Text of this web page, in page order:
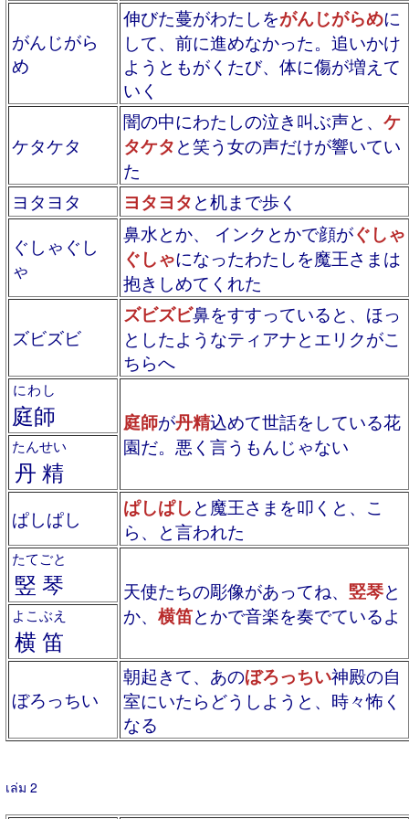
がんじがら
め
伸びた蔓がわたしをがんじがらめに
して、前に進めなかった。追いかけ
ようともがくたび、体に傷が増えて
いく
ケタケタ
闇の中にわたしの泣き叫ぶ声と、 ケ
タケタと笑う女の声だけが響いてい
た
ヨタヨタ
ヨタヨタと机まで歩く
ぐしゃぐし
ゃ
鼻水とか、 インクとかで顔がぐしゃ
ぐしゃになったわたしを魔王さまは
抱きしめてくれた
ズビズビ
ズビズビ鼻をすすっていると、ほっ
としたようなティアナとエリクがこ
ちらへ
庭師
にわし
庭師が丹精込めて世話をしている花
園だ。悪く言うもんじゃない
丹精
たんせい
ぱしぱし ぱしぱしと魔王さまを叩くと、こ
ら、と言われた
竪琴
たてごと
天使たちの彫像があってね、 竪琴と
か、 横笛とかで音楽を奏でているよ
横笛
よこぶえ
ぼろっちい
朝起きて、あのぼろっちい神殿の自
室にいたらどうしようと、時々怖く
なる
เล่ม 2